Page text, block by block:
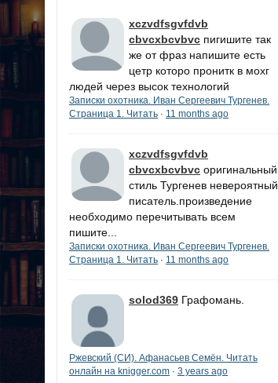
xczvdfsgvfdvb
cbvcxbcvbvc пигишите так
же от фраз напишите есть
цетр которо пронитк в мохг
людей через высок технологий
Записки охотника. Иван Сергеевич Тургенев.
Страница 1. Читать · 11 months ago
xczvdfsgvfdvb
cbvcxbcvbvc оригинальный
стиль Тургенев невероятный
писатель.произведение
необходимо перечитывать всем
пишите...
Записки охотника. Иван Сергеевич Тургенев.
Страница 1. Читать · 11 months ago
solod369 Графомань.
Ржевский (СИ). Афанасьев Семён. Читать
онлайн на knigger.com · 3 years ago